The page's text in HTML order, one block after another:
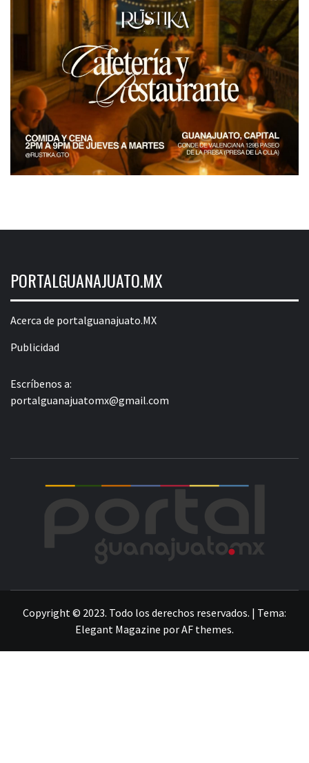
PORTALGUANAJUATO.MX
Acerca de portalguanajuato.MX
Publicidad
Escríbenos a:
portalguanajuatomx@gmail.com
Copyright © 2023. Todo los derechos reservados. | Tema:
Elegant Magazine porAF themes.